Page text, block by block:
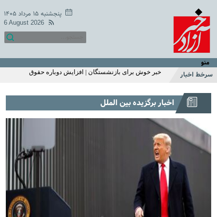
پنجشنبه ۱۵ مرداد ۱۴۰۵
6 August 2026
منو
سرخط اخبار
افزایش حقوق بازنشستگان در دو سطح و مبلغ متفاوت +
اگر زیاد می خوابید حتما بخوانید | ۱۱ بلای مرگبار خواب زیاد که
متناسب سازی حقوق بازنشستگان و مستمری بگیران اعلام شد
خبر خوش برای بازنشستگان | افزایش دوباره حقوق
استارت واریز یارانه نقدی با تغییرات اضافه 1 میلیونی برای این
خانوارها | واریز یارانه نقدی مرحله ای شد | استعلام آخرین
وضعیت دهک بندی و مبلغ یارانه با کدملی
شارژ 2/200/000 تومانی حساب یارانه نقدی خانوار تک فرزند با
این شرط | استارت واریز یارانه نقدی اردیبهشت ماه از این
هفته | این خانوارها این ماه یارانه اضافی می گیرند
تومانی از این ماه | استعلام یارانه با موبایل
خبر غافلگیر کننده یارانه ای دولت برای مردم با طرح جدید |
افزایش مبلغ یارانه نقدی به 620/000 تومان | ثبت‌نام برای
یارانه ۱ میلیون تومانی فجرانه
قول عجیب جواد خیابانی به مارادونا | جواد خیابانی: مصاحبه
مارادونا بعد از مرگ من منتشر می‌شود +فیلم
عکس منوچهر هادی از لشکر فامیلا | سلفی خاص منوچهر هادی
اخبار برگزیده بین الملل